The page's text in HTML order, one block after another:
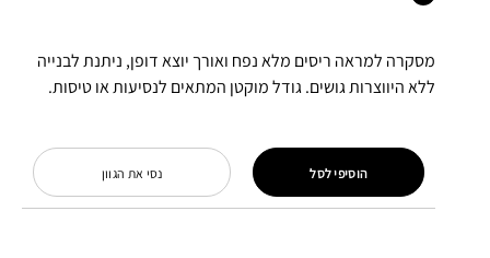
מסקרה למראה ריסים מלא נפח ואורך יוצא דופן, ניתנת לבנייה
ללא היווצרות גושים. גודל מוקטן המתאים לנסיעות או טיסות.
נסי את הגוון הוסיפי לסל